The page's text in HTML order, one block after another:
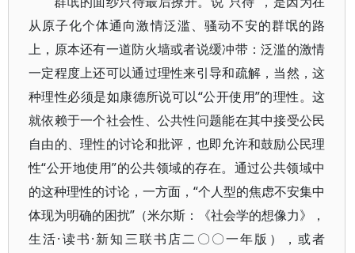
从原子化个体通向激情泛滥、骚动不安的群氓的路
上，原本还有一道防火墙或者说缓冲带：泛滥的激情
一定程度上还可以通过理性来引导和疏解，当然，这
种理性必须是如康德所说可以“公开使用”的理性。这
就依赖于一个社会性、公共性问题能在其中接受公民
自由的、理性的讨论和批评，也即允许和鼓励公民理
性“公开地使用”的公共领域的存在。通过公共领域中
的这种理性的讨论，一方面，“个人型的焦虑不安集中
体现为明确的困扰”（米尔斯：《社会学的想像力》，
生活·读书·新知三联书店二〇〇一年版），或者